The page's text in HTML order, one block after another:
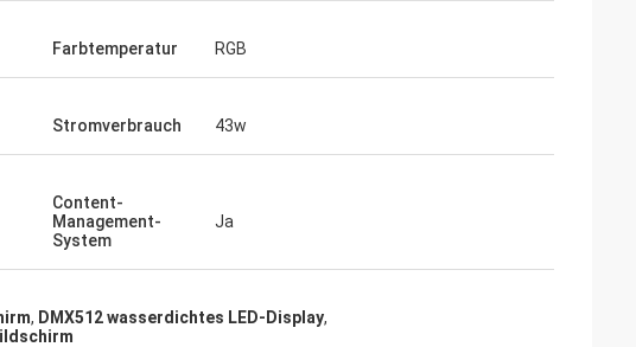
Farbtemperatur RGB
Stromverbrauch 43w
Content-
Management-
System
Ja
, DMX512 wasserdichtes LED-Display,